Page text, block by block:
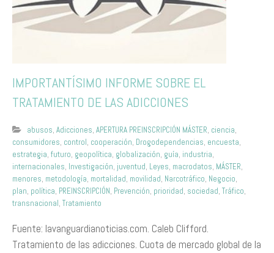
IMPORTANTÍSIMO INFORME SOBRE EL
TRATAMIENTO DE LAS ADICCIONES
abusos, Adicciones, APERTURA PREINSCRIPCIÓN MÁSTER, ciencia,
consumidores, control, cooperación, Drogodependencias, encuesta,
estrategia, futuro, geopolítica, globalización, guía, industria,
internacionales, Investigación, juventud, Leyes, macrodatos, MÁSTER,
menores, metodología, mortalidad, movilidad, Narcotráfico, Negocio,
plan, política, PREINSCRIPCIÓN, Prevención, prioridad, sociedad, Tráfico,
transnacional, Tratamiento
Fuente: lavanguardianoticias.com. Caleb Clifford.
Tratamiento de las adicciones. Cuota de mercado global de la